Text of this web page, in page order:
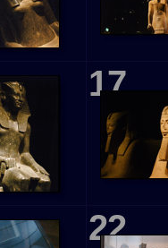
17
22